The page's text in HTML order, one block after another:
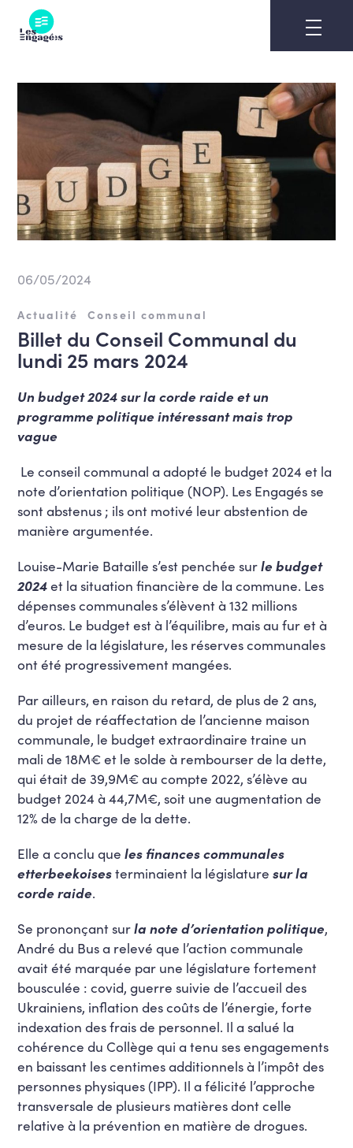
content
06/05/2024
Actualité Conseil communal
Billet du Conseil Communal du
lundi 25 mars 2024
Un budget 2024 sur la corde raide et un
programme politique intéressant mais trop
vague
Le conseil communal a adopté le budget 2024 et la
note d’orientation politique (NOP). Les Engagés se
sont abstenus ; ils ont motivé leur abstention de
manière argumentée.
Louise-Marie Bataille s’est penchée surle budget
2024et la situation financière de la commune. Les
dépenses communales s’élèvent à 132 millions
d’euros. Le budget est à l’équilibre, mais au fur et à
mesure de la législature, les réserves communales
ont été progressivement mangées.
Par ailleurs, en raison du retard, de plus de 2 ans,
du projet de réaffectation de l’ancienne maison
communale, le budget extraordinaire traine un
mali de 18M€ et le solde à rembourser de la dette,
qui était de 39,9M€ au compte 2022, s’élève au
budget 2024 à 44,7M€, soit une augmentation de
12% de la charge de la dette.
Elle a conclu queles finances communales
etterbeekoisesterminaient la législaturesur la
corde raide.
Se prononçant surla note d’orientation politique,
André du Bus a relevé que l’action communale
avait été marquée par une législature fortement
bousculée : covid, guerre suivie de l’accueil des
Ukrainiens, inflation des coûts de l’énergie, forte
indexation des frais de personnel. Il a salué la
cohérence du Collège qui a tenu ses engagements
en baissant les centimes additionnels à l’impôt des
personnes physiques (IPP). Il a félicité l’approche
transversale de plusieurs matières dont celle
relative à la prévention en matière de drogues.